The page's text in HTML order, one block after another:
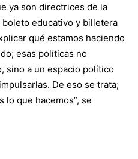
ya son directrices de la
educativo y billetera
qué estamos haciendo
esas políticas no
sino a un espacio político
De eso se trata;
lo que hacemos”, se